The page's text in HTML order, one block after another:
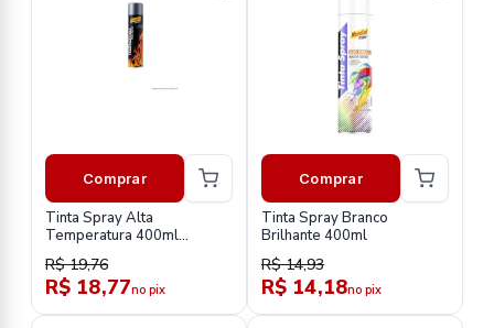
Comprar
Tinta Spray Alta
Temperatura 400ml
Aluminio Mundial Prime
R$ 19,76
R$ 18,77no pix
Comprar
Tinta Spray Branco
Brilhante 400ml
R$ 14,93
R$ 14,18no pix